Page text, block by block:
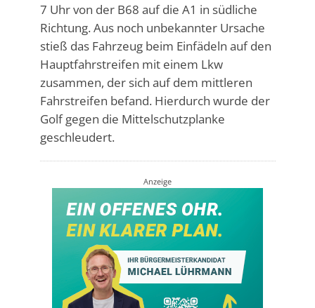
7 Uhr von der B68 auf die A1 in südliche
Richtung. Aus noch unbekannter Ursache
stieß das Fahrzeug beim Einfädeln auf den
Hauptfahrstreifen mit einem Lkw
zusammen, der sich auf dem mittleren
Fahrstreifen befand. Hierdurch wurde der
Golf gegen die Mittelschutzplanke
geschleudert.
Anzeige